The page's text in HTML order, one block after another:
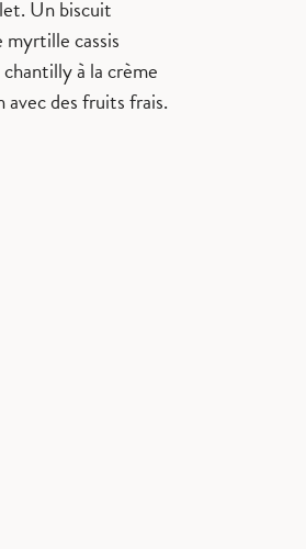
Un biscuit
myrtille cassis
à la crème
des fruits frais.